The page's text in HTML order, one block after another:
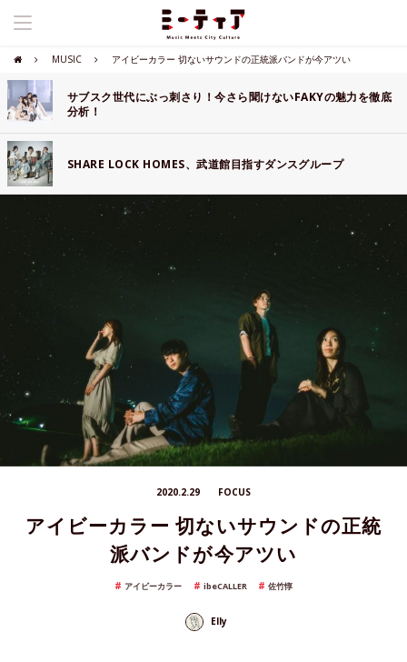
MUSIC アイビーカラー 切ないサウンドの正統派バンドが今アツい
サブスク世代にぶっ刺さり！今さら聞けないFAKYの魅力を徹底
分析！
SHARE LOCK HOMES、武道館目指すダンスグループ
2020.2.29 FOCUS
アイビーカラー 切ないサウンドの正統
派バンドが今アツい
アイビーカラー ibeCALLER 佐竹惇
Elly